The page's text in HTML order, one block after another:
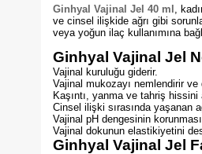
Ginhyal Vajinal Jel 40 ml
,
ve cinsel ilişkide ağrı gibi
veya yoğun ilaç kullanımına
Ginhyal Vajinal Jel
Vajinal kuruluğu giderir.
Vajinal mukozayı nemlendirir ve
Kaşıntı, yanma ve tahriş hissini
Cinsel ilişki sırasında yaşanan
Vajinal pH dengesinin
Vajinal dokunun elastikiyetini
Ginhyal Vajinal Jel